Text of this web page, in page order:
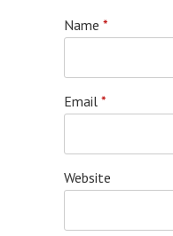
Name *
Email *
Website